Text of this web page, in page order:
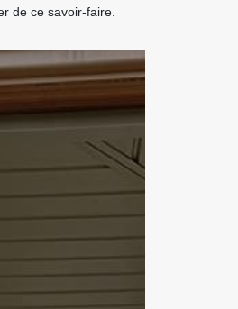
de ce savoir-faire.